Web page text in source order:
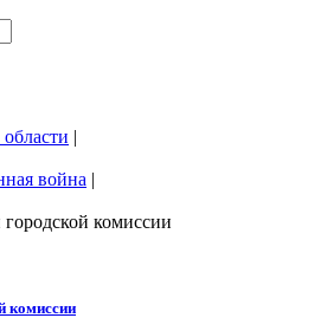
|
война |
комиссии
комиссии